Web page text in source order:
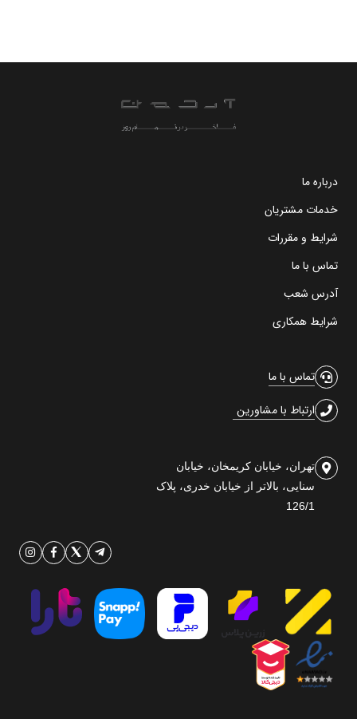
درباره ما
خدمات مشتریان
شرایط و مقررات
تماس با ما
آدرس شعب
شرایط همکاری
تماس با ما
ارتباط با مشاورین
تهران، خیابان کریمخان، خیابان
سنایی، بالاتر از خیابان خدری، پلاک
126/1